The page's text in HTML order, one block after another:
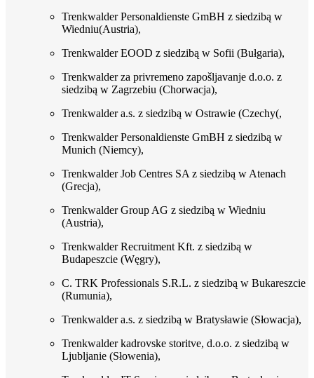
Trenkwalder Personaldienste GmBH z siedzibą w
Wiedniu(Austria),
Trenkwalder EOOD z siedzibą w Sofii (Bułgaria),
Trenkwalder za privremeno zapošljavanje d.o.o. z
siedzibą w Zagrzebiu (Chorwacja),
Trenkwalder a.s. z siedzibą w Ostrawie (Czechy(,
Trenkwalder Personaldienste GmBH z siedzibą w
Munich (Niemcy),
Trenkwalder Job Centres SA z siedzibą w Atenach
(Grecja),
Trenkwalder Group AG z siedzibą w Wiedniu
(Austria),
Trenkwalder Recruitment Kft. z siedzibą w
Budapeszcie (Węgry),
C. TRK Professionals S.R.L. z siedzibą w Bukareszcie
(Rumunia),
Trenkwalder a.s. z siedzibą w Bratysławie (Słowacja),
Trenkwalder kadrovske storitve, d.o.o. z siedzibą w
Ljubljanie (Słowenia),